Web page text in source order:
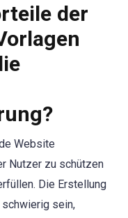
der
Website
Nutzer zu schützen
Die Erstellung
schwierig sein,